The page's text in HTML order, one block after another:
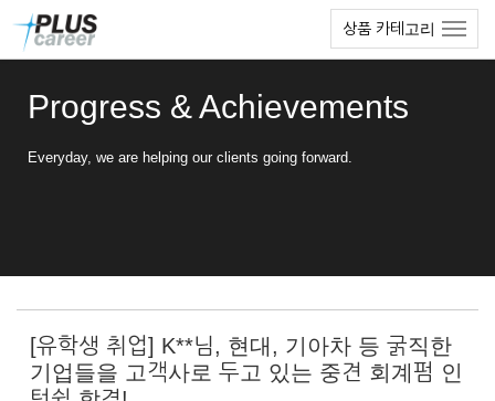
상품 카테고리
Progress & Achievements
Everyday, we are helping our clients going forward.
[유학생 취업] K**님, 현대, 기아차 등 굵직한
기업들을 고객사로 두고 있는 중견 회계펌 인